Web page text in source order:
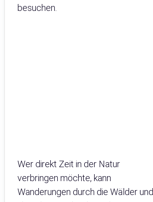
besuchen.
Wer direkt Zeit in der Natur
verbringen möchte, kann
Wanderungen durch die Wälder und